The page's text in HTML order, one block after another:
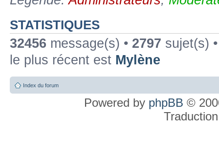
STATISTIQUES
32456 message(s) • 2797 sujet(s)
le plus récent est Mylène
Index du forum
Powered by phpBB ©